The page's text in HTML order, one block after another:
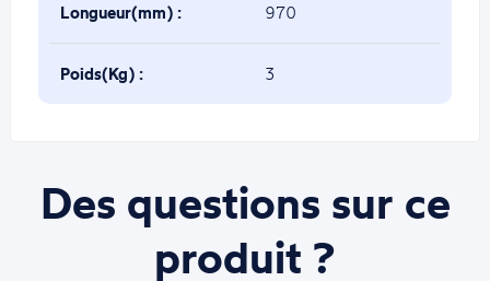
Longueur(mm) : 970
Poids(Kg) : 3
Des questions sur ce
produit ?